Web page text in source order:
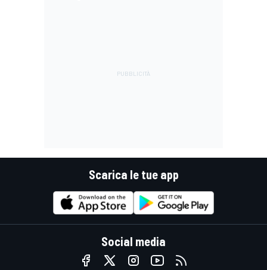
Scarica le tue app
Social media